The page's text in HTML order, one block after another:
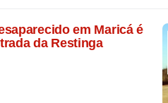
em Maricá é
da Restinga